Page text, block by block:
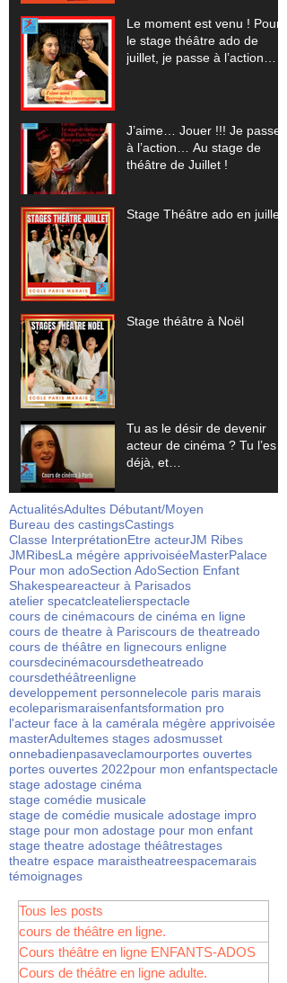
Le moment est venu ! Pour
le stage théâtre ado de
juillet, je passe à l’action…
J’aime… Jouer !!! Je passe
à l’action… Au stage de
théâtre de Juillet !
Stage Théâtre ado en juillet
Stage théâtre à Noël
Tu as le désir de devenir
acteur de cinéma ? Tu l’es
déjà, et…
ActualitésAdultes Débutant/Moyen
Bureau des castingsCastings
Classe InterprétationEtre acteurJM Ribes
JMRibesLa mégère apprivoiséeMasterPalace
Pour mon adoSection AdoSection Enfant
Shakespeareacteur à Parisados
atelier specatcleatelierspectacle
cours de cinémacours de cinéma en ligne
cours de theatre à Pariscours de theatreado
cours de théâtre en lignecours enligne
coursdecinémacoursdetheatreado
coursdethéâtreenligne
developpement personnelecole paris marais
ecoleparismaraisenfantsformation pro
l'acteur face à la camérala mégère apprivoisée
masterAdultemes stages adosmusset
onnebadienpasaveclamourportes ouvertes
portes ouvertes 2022pour mon enfantspectacle
stage adostage cinéma
stage comédie musicale
stage de comédie musicale adostage impro
stage pour mon adostage pour mon enfant
stage theatre adostage théâtrestages
theatre espace maraistheatreespacemarais
témoignages
Tous les posts
cours de théâtre en ligne.
Cours théâtre en ligne ENFANTS-ADOS
Cours de théâtre en ligne adulte.